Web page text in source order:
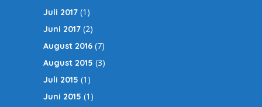
Juli 2017 (1)
Juni 2017 (2)
August 2016 (7)
August 2015 (3)
Juli 2015 (1)
Juni 2015 (1)